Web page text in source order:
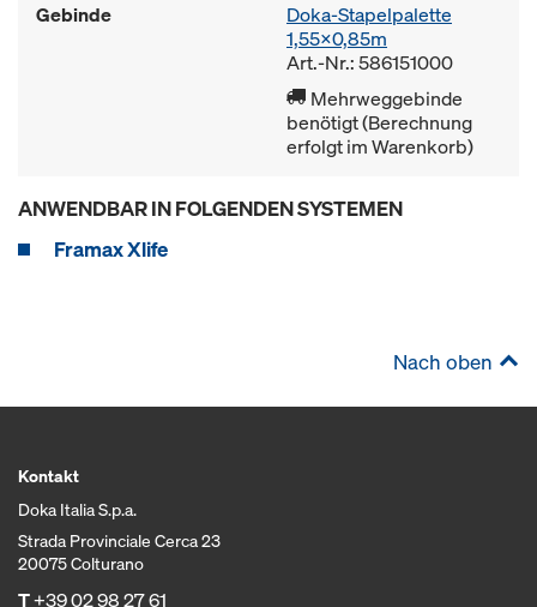
Gebinde
Doka-Stapelpalette
1,55x0,85m
Art.-Nr.: 586151000
Mehrweggebinde
benötigt (Berechnung
erfolgt im Warenkorb)
ANWENDBAR IN FOLGENDEN SYSTEMEN
Framax Xlife
Nach oben
Kontakt
Doka Italia S.p.a.
Strada Provinciale Cerca 23
20075 Colturano
T+39 02 98 27 61